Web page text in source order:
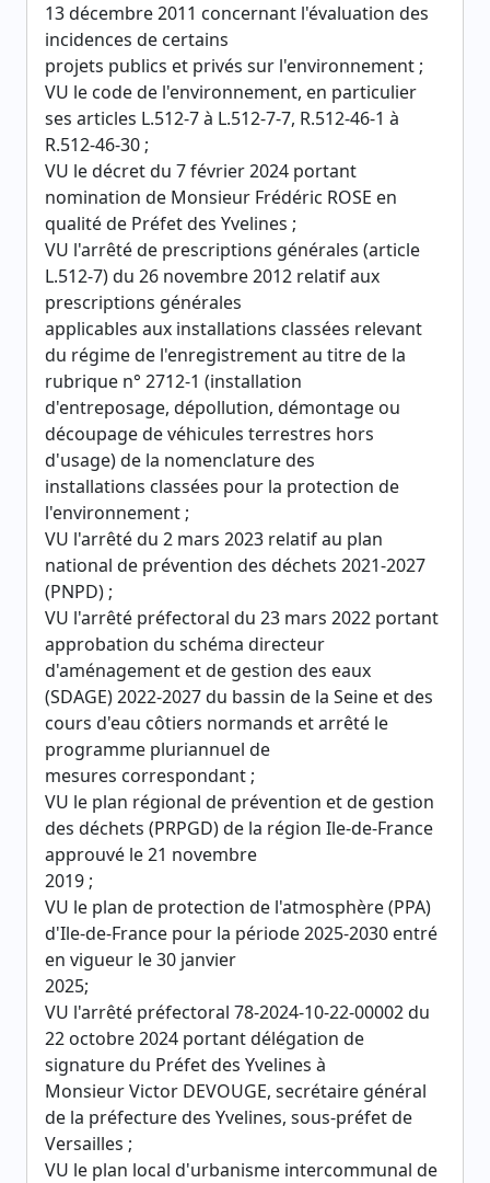
13 décembre 2011 concernant l'évaluation des
incidences de certains
projets publics et privés sur l'environnement ;
VU le code de l'environnement, en particulier
ses articles L.512-7 à L.512-7-7, R.512-46-1 à
R.512-46-30 ;
VU le décret du 7 février 2024 portant
nomination de Monsieur Frédéric ROSE en
qualité de Préfet des Yvelines ;
VU l'arrêté de prescriptions générales (article
L.512-7) du 26 novembre 2012 relatif aux
prescriptions générales
applicables aux installations classées relevant
du régime de l'enregistrement au titre de la
rubrique n° 2712-1 (installation
d'entreposage, dépollution, démontage ou
découpage de véhicules terrestres hors
d'usage) de la nomenclature des
installations classées pour la protection de
l'environnement ;
VU l'arrêté du 2 mars 2023 relatif au plan
national de prévention des déchets 2021-2027
(PNPD) ;
VU l'arrêté préfectoral du 23 mars 2022 portant
approbation du schéma directeur
d'aménagement et de gestion des eaux
(SDAGE) 2022-2027 du bassin de la Seine et des
cours d'eau côtiers normands et arrêté le
programme pluriannuel de
mesures correspondant ;
VU le plan régional de prévention et de gestion
des déchets (PRPGD) de la région Ile-de-France
approuvé le 21 novembre
2019 ;
VU le plan de protection de l'atmosphère (PPA)
d'Ile-de-France pour la période 2025-2030 entré
en vigueur le 30 janvier
2025;
VU l'arrêté préfectoral 78-2024-10-22-00002 du
22 octobre 2024 portant délégation de
signature du Préfet des Yvelines à
Monsieur Victor DEVOUGE, secrétaire général
de la préfecture des Yvelines, sous-préfet de
Versailles ;
VU le plan local d'urbanisme intercommunal de